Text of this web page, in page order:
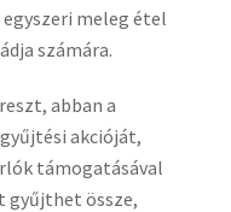
meleg étel
számára.
abban a
akcióját,
támogatásával
gyűjthet össze,